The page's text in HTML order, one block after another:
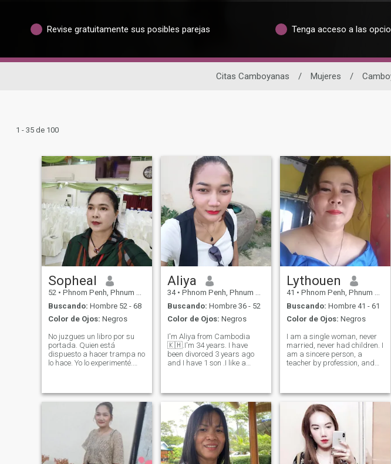
Revise gratuitamente sus posibles parejas Tenga acceso a las
Citas Camboyanas / Mujeres /
1 - 35 de 100
Sopheal
52 • Phnom Penh, Phnum Pénh, Cambolla
Buscando: Hombre 52 - 68
Color de Ojos: Negros
No juzgues un libro por su
portada. Quien está
dispuesto a hacer trampa no
lo hace. Yo lo experimenté.
porque el tiempo es vida.
Tengo una personalidad
sincera y honesta. Tengo mi
propio negocio y me encanta
hacer trabajo social, soy una
mujer muy razonable. lo que
digo lo digo en serio. Yo digo
la verdad y siempre hago lo
Aliya
34 • Phnom Penh, Phnum Pénh, Cambolla
Buscando: Hombre 36 - 52
Color de Ojos: Negros
I'm Aliya from Cambodia
🇰🇭.I'm 34 years. I have
been divorced 3 years ago
and I have 1 son .I like a
that I can grow with and
share life's journey . I'm an
easy goi
Lythouen
41 • Phnom Penh, Phnum Pénh, Cambolla
Buscando: Hombre 41 - 61
Color de Ojos: Negros
I am a single woman, never
married, never had children. I
am a sincere person, a
teacher by profession, and
years old. I just realized that
I am still single and I sa